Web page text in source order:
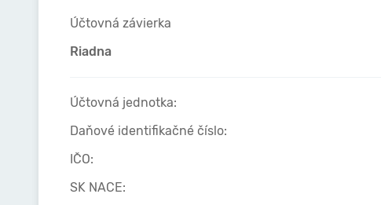
Účtovná závierka
Riadna
Účtovná jednotka:
Daňové identifikačné číslo:
IČO:
SK NACE: